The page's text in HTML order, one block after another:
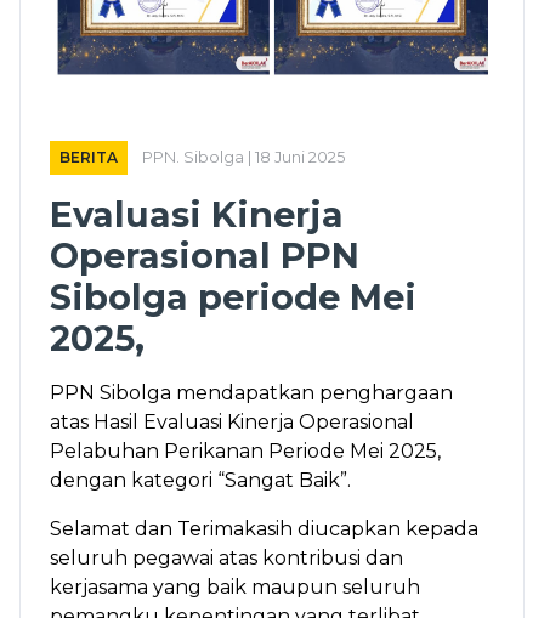
BERITA PPN. Sibolga | 18 Juni 2025
Evaluasi Kinerja
Operasional PPN
Sibolga periode Mei
2025,
PPN Sibolga mendapatkan penghargaan
atas Hasil Evaluasi Kinerja Operasional
Pelabuhan Perikanan Periode Mei 2025,
dengan kategori “Sangat Baik”.
Selamat dan Terimakasih diucapkan kepada
seluruh pegawai atas kontribusi dan
kerjasama yang baik maupun seluruh